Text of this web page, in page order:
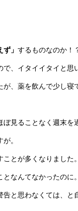
ず」 するものなのか！
、イタイイタイと思
、薬を飲んで少し寝
見ることなく週末を
。
とが多くなりました。
なんてなかったのに。
と思わなくては、と